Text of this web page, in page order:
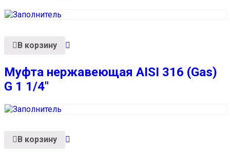
В корзину
Муфта нержавеющая AISI 316 (Gas)
G 1 1/4″
В корзину